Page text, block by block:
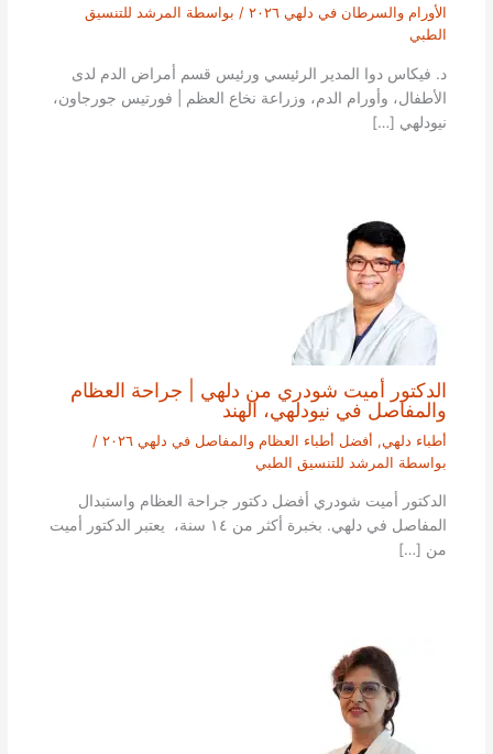
الأورام والسرطان في دلهي ٢٠٢٦
/ بواسطة المرشد للتنسيق
الطبي
د. فيكاس دوا المدير الرئيسي ورئيس قسم أمراض الدم لدى
الأطفال، وأورام الدم، وزراعة نخاع العظم | فورتيس جورجاون،
نيودلهي […]
الدكتور أميت شودري من دلهي | جراحة العظام
والمفاصل في نيودلهي، الهند
أطباء دلهي, أفضل أطباء العظام والمفاصل في دلهي ٢٠٢٦
/
بواسطة المرشد للتنسيق الطبي
الدكتور أميت شودري أفضل دكتور جراحة العظام واستبدال
المفاصل في دلهي. بخبرة أكثر من ١٤ سنة، يعتبر الدكتور أميت
من […]